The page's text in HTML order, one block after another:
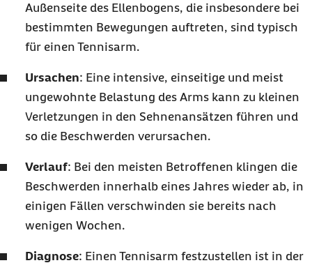
Außenseite des Ellenbogens, die insbesondere bei
bestimmten Bewegungen auftreten, sind typisch
für einen Tennisarm.
Ursachen: Eine intensive, einseitige und meist
ungewohnte Belastung des Arms kann zu kleinen
Verletzungen in den Sehnenansätzen führen und
so die Beschwerden verursachen.
Verlauf: Bei den meisten Betroffenen klingen die
Beschwerden innerhalb eines Jahres wieder ab, in
einigen Fällen verschwinden sie bereits nach
wenigen Wochen.
Diagnose: Einen Tennisarm festzustellen ist in der